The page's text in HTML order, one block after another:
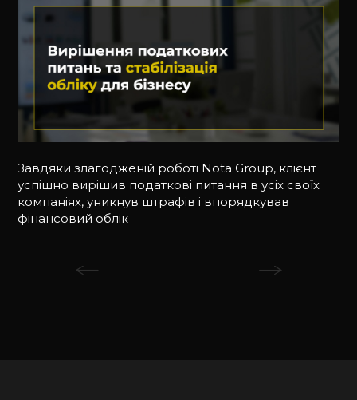
Завдяки злагодженій роботі Nota Group, клієнт
успішно вирішив податкові питання в усіх своїх
компаніях, уникнув штрафів і впорядкував
фінансовий облік